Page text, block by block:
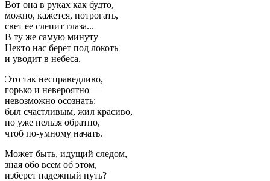
Вот она в руках как будто,
можно, кажется, потрогать,
свет ее слепит глаза...
В ту же самую минуту
Некто нас берет под локоть
и уводит в небеса.
Это так несправедливо,
горько и невероятно —
невозможно осознать:
был счастливым, жил красиво,
но уже нельзя обратно,
чтоб по-умному начать.
Может быть, идущий следом,
зная обо всем об этом,
изберет надежный путь?